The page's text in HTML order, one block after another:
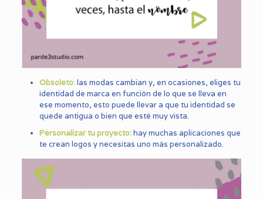
Obsoleto:las modas cambian y, en ocasiones, eliges tu
identidad de marca en función de lo que se lleva en
ese momento, esto puede llevar a que tu identidad se
quede antigua o bien que esté muy vista.
Personalizar tu proyecto:hay muchas aplicaciones que
te crean logos y necesitas uno más personalizado.